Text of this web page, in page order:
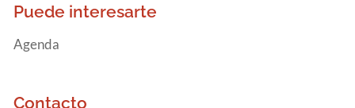
Puede interesarte
Agenda
Contacto